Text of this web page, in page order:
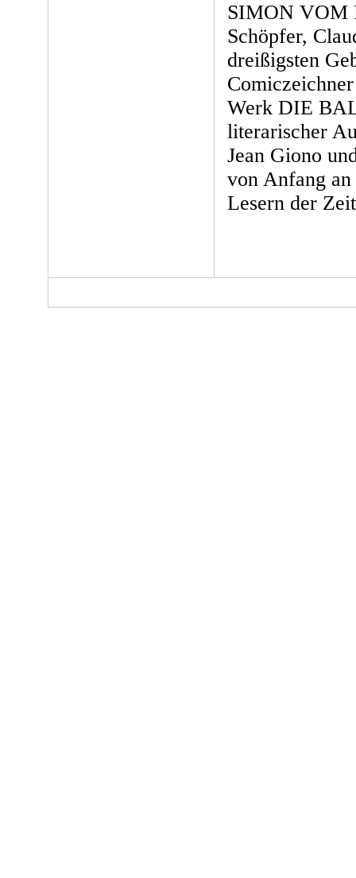
SIMON VOM
Schöpfer,
dreißigsten
Werk DIE
literarischer
Jean Giono
von Anfang
Lesern der